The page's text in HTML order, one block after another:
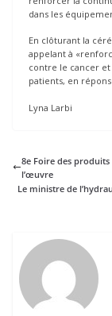
dans les
En clôturant la
appelant à
contre le cancer
patients, en
Lyna Larbi
8e Foire des
l’œuvre
Le ministre de